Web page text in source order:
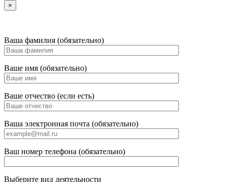
×
Ваша фамилия (обязательно)
Ваше имя (обязательно)
Ваше отчество (если есть)
Ваша электронная почта (обязательно)
Ваш номер телефона (обязательно)
Выберите вид деятельности